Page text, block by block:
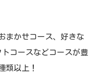
まかせコース、好きな
コースなどコースが豊
類以上！